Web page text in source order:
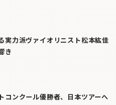
実力派ヴァイオリニスト松本紘佳
き
コンクール優勝者、日本ツアーへ